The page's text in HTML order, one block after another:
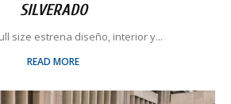
SILVERADO
size estrena diseño, interior y...
READ MORE